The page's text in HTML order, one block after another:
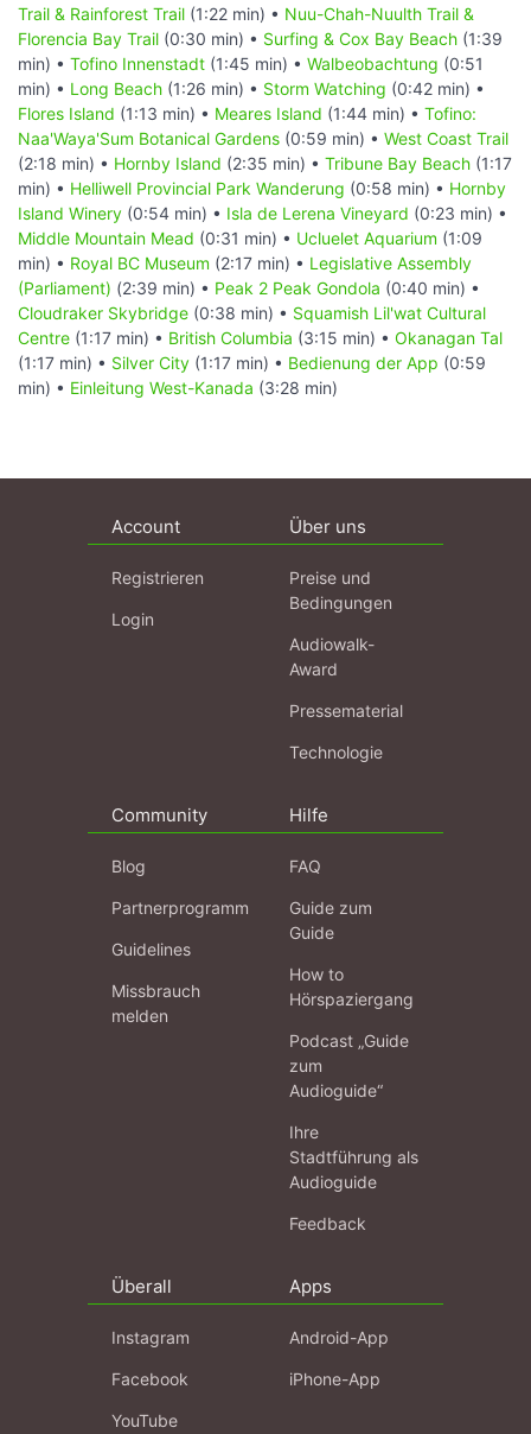
Trail & Rainforest Trail (1:22 min) • Nuu-Chah-Nuulth Trail &
Florencia Bay Trail (0:30 min) • Surfing & Cox Bay Beach (1:39
min) • Tofino Innenstadt (1:45 min) • Walbeobachtung (0:51
min) • Long Beach (1:26 min) • Storm Watching (0:42 min) •
Flores Island (1:13 min) • Meares Island (1:44 min) • Tofino:
Naa'Waya'Sum Botanical Gardens (0:59 min) • West Coast Trail
(2:18 min) • Hornby Island (2:35 min) • Tribune Bay Beach (1:17
min) • Helliwell Provincial Park Wanderung (0:58 min) • Hornby
Island Winery (0:54 min) • Isla de Lerena Vineyard (0:23 min) •
Middle Mountain Mead (0:31 min) • Ucluelet Aquarium (1:09
min) • Royal BC Museum (2:17 min) • Legislative Assembly
(Parliament) (2:39 min) • Peak 2 Peak Gondola (0:40 min) •
Cloudraker Skybridge (0:38 min) • Squamish Lil'wat Cultural
Centre (1:17 min) • British Columbia (3:15 min) • Okanagan Tal
(1:17 min) • Silver City (1:17 min) • Bedienung der App (0:59
min) • Einleitung West-Kanada (3:28 min)
Account
Registrieren
Login
Über uns
Preise und
Bedingungen
Audiowalk-
Award
Pressematerial
Technologie
Community
Blog
Partnerprogramm
Guidelines
Missbrauch
melden
Hilfe
FAQ
Guide zum
Guide
How to
Hörspaziergang
Podcast „Guide
zum
Audioguide“
Ihre
Stadtführung als
Audioguide
Feedback
Überall
Instagram
Facebook
YouTube
Apps
Android-App
iPhone-App